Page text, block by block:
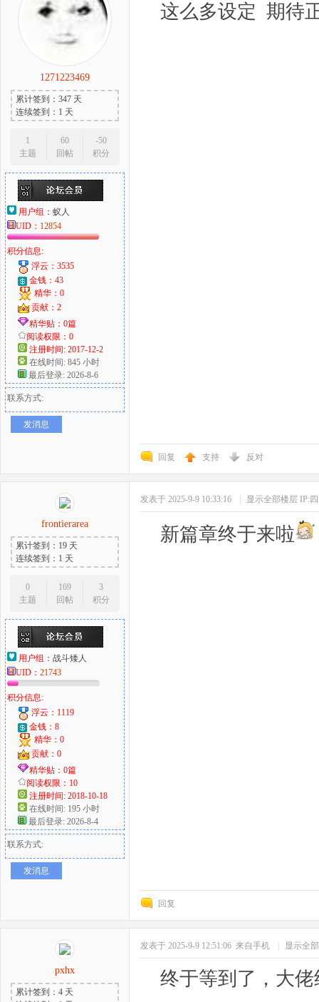
1271223469
累计签到：347 天
连续签到：1 天
1
主题
60
回帖
-50
积分
用户组： 蚁人
UID： 12854
积分信息:
浮云：3535
金钱：43
精华：0
贡献：2
精华贴：0篇
阅读权限：0
注册时间: 2017-12-2
在线时间: 845 小时
最后登录: 2026-8-6
联系方式:
发消息
这么多设定 期待
回复 支持 反对
frontierarea
累计签到：19 天
连续签到：1 天
0
主题
169
回帖
3
积分
用户组： 战斗矮人
UID： 21743
积分信息:
浮云：1119
金钱：8
精华：0
贡献：0
精华贴：0篇
阅读权限：10
注册时间: 2018-10-18
在线时间: 195 小时
最后登录: 2026-8-4
联系方式:
发消息
发表于 2025-9-9 10:33:16 显示全部楼层 IP:
新篇章终于来啦
回复
pxhx
累计签到：4 天
发表于 2025-9-9 12:51:06 来自手机 显示全
终于等到了，大